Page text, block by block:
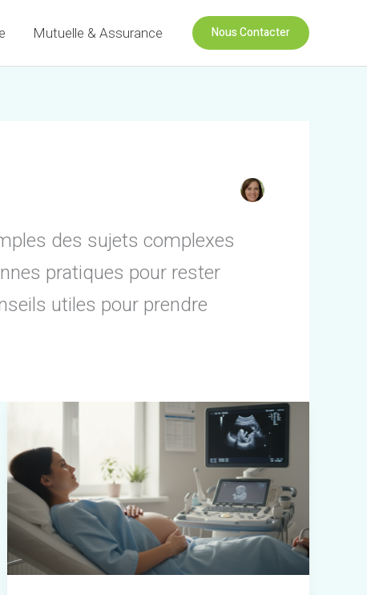
Mutuelle & Assurance Nous Contacter
des sujets complexes
pratiques pour rester
utiles pour prendre
mois
Comprendre
les